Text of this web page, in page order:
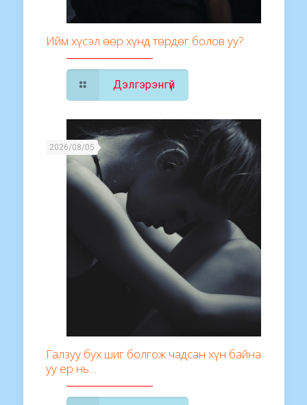
Ийм хүсэл өөр хүнд төрдөг болов уу?
Дэлгэрэнгүй
2026/08/05
Галзуу бух шиг болгож чадсан хүн байна
уу ер нь…